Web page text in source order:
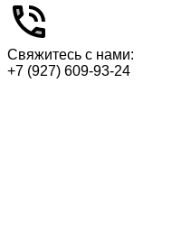
Свяжитесь с нами:
+7 (927) 609-93-24